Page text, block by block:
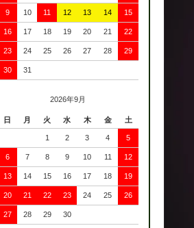
9 10 11 12 13 14 15
16 17 18 19 20 21 22
23 24 25 26 27 28 29
30 31
2026年9月
日 月 火 水 木 金 土
1 2 3 4 5
6 7 8 9 10 11 12
13 14 15 16 17 18 19
20 21 22 23 24 25 26
27 28 29 30